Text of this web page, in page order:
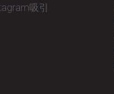
吸引